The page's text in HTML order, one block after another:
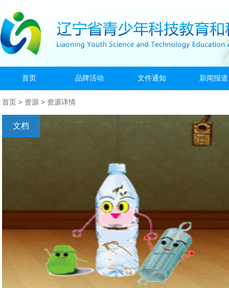
首页 品牌活动 文件通知 新闻报道
首页 > 资源 > 资源详情
文档